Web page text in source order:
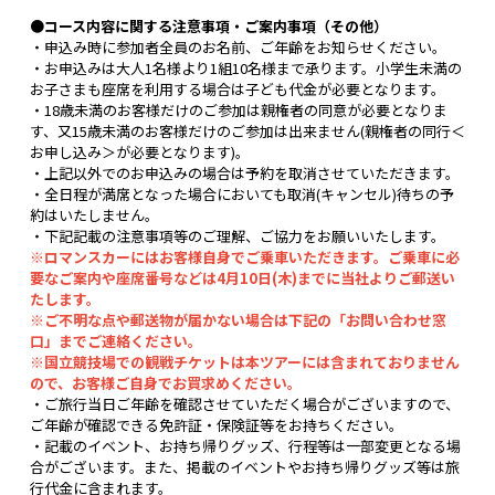
●コース内容に関する注意事項・ご案内事項（その他）
・申込み時に参加者全員のお名前、ご年齢をお知らせください。
・お申込みは大人1名様より1組10名様まで承ります。小学生未満の
お子さまも座席を利用する場合は子ども代金が必要となります。
・18歳未満のお客様だけのご参加は親権者の同意が必要となりま
す、又15歳未満のお客様だけのご参加は出来ません(親権者の同行＜
お申し込み＞が必要となります)。
・上記以外でのお申込みの場合は予約を取消させていただきます。
・全日程が満席となった場合においても取消(キャンセル)待ちの予
約はいたしません。
・下記記載の注意事項等のご理解、ご協力をお願いいたします。
※ロマンスカーにはお客様自身でご乗車いただきます。ご乗車に必
要なご案内や座席番号などは4月10日(木)までに当社よりご郵送い
たします。
※ご不明な点や郵送物が届かない場合は下記の「お問い合わせ窓
口」までご連絡ください。
※国立競技場での観戦チケットは本ツアーには含まれておりません
ので、お客様ご自身でお買求めください。
・ご旅行当日ご年齢を確認させていただく場合がございますので、
ご年齢が確認できる免許証・保険証等をお持ちください。
・記載のイベント、お持ち帰りグッズ、行程等は一部変更となる場
合がございます。また、掲載のイベントやお持ち帰りグッズ等は旅
行代金に含まれます。